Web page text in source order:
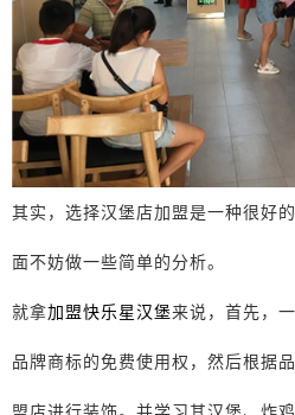
其实，选择汉堡店加盟是一种很好
面不妨做一些简单的分析。
就拿加盟快乐星汉堡来说，首先，
品牌商标的免费使用权，然后根据
盟店进行装饰。并学习其汉堡、炸